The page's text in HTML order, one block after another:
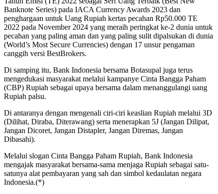
Banknote Series) pada IACA Currency Awards 2023 dan
penghargaan untuk Uang Rupiah kertas pecahan Rp50.000 TE
2022 pada November 2024 yang meraih peringkat ke-2 dunia untuk
pecahan yang paling aman dan yang paling sulit dipalsukan di dunia
(World’s Most Secure Currencies) dengan 17 unsur pengaman
canggih versi BestBrokers.
Di samping itu, Bank Indonesia bersama Botasupal juga terus
mengedukasi masyarakat melalui kampanye Cinta Bangga Paham
(CBP) Rupiah sebagai upaya bersama dalam menanggulangi uang
Rupiah palsu.
Di antaranya dengan mengenali ciri-ciri keaslian Rupiah melalui 3D
(Dilihat, Diraba, Diterawang) serta menerapkan 5J (Jangan Dilipat,
Jangan Dicoret, Jangan Distapler, Jangan Diremas, Jangan
Dibasahi).
Melalui slogan Cinta Bangga Paham Rupiah, Bank Indonesia
mengajak masyarakat bersama-sama menjaga Rupiah sebagai satu-
satunya alat pembayaran yang sah dan simbol kedaulatan negara
Indonesia.(*)